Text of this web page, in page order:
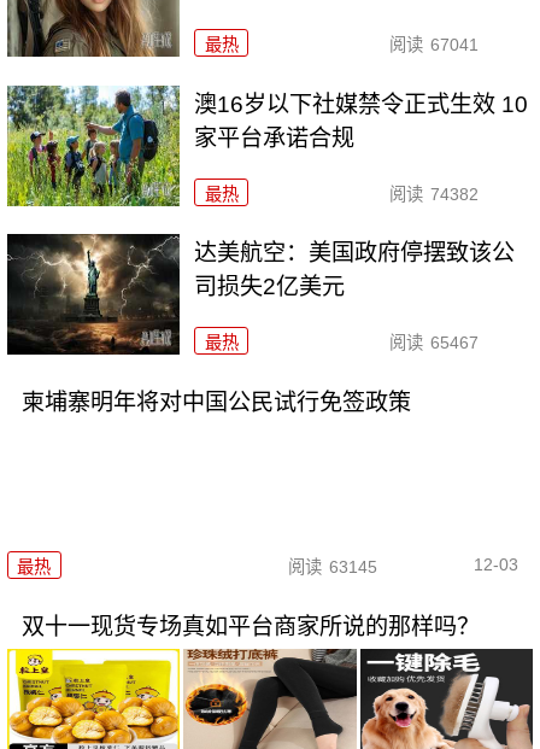
最热 阅读 67041
澳16岁以下社媒禁令正式生效 10
家平台承诺合规
最热 阅读 74382
达美航空：美国政府停摆致该公
司损失2亿美元
最热 阅读 65467
柬埔寨明年将对中国公民试行免签政策
最热 阅读 63145 12-03
双十一现货专场真如平台商家所说的那样吗？